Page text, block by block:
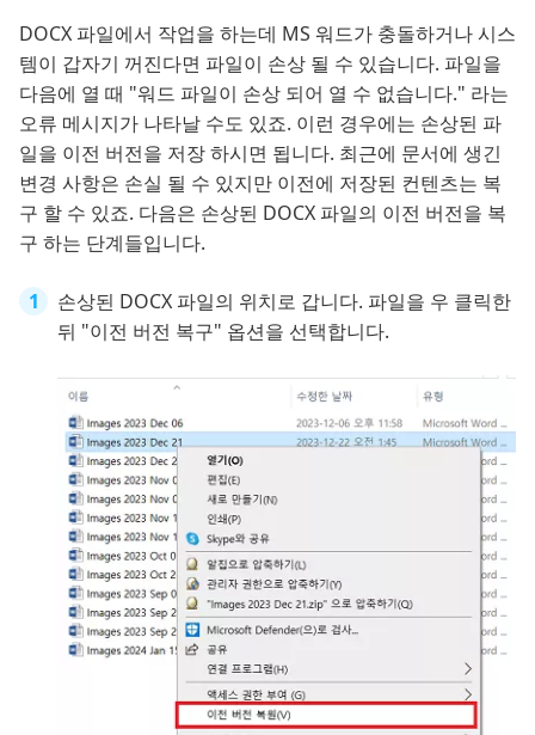
DOCX 파일에서 작업을 하는데 MS 워드가 충돌하거나 시스
템이 갑자기 꺼진다면 파일이 손상 될 수 있습니다. 파일을
다음에 열 때 "워드 파일이 손상 되어 열 수 없습니다." 라는
오류 메시지가 나타날 수도 있죠. 이런 경우에는 손상된 파
일을 이전 버전을 저장 하시면 됩니다. 최근에 문서에 생긴
변경 사항은 손실 될 수 있지만 이전에 저장된 컨텐츠는 복
구 할 수 있죠. 다음은 손상된 DOCX 파일의 이전 버전을 복
구 하는 단계들입니다.
손상된 DOCX 파일의 위치로 갑니다. 파일을 우 클릭한
뒤 "이전 버전 복구" 옵션을 선택합니다.